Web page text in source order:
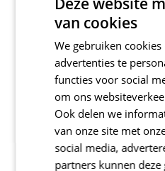
van cookies
We gebruiken
advertenties te
functies voor social
om ons
Ook delen we
van onze site met
social media,
partners kunnen deze